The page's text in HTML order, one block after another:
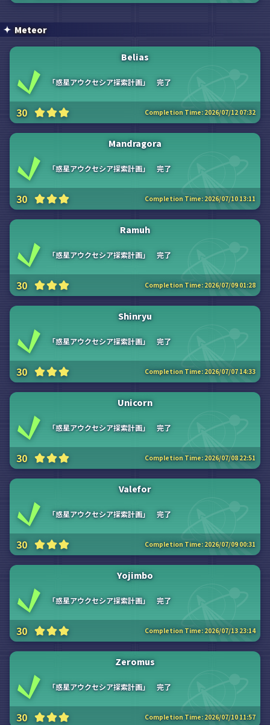
Meteor
Belias
「惑星アウクセシア探索計画」 完了
30 Completion Time: 2026/07/12 07:32
Mandragora
「惑星アウクセシア探索計画」 完了
30 Completion Time: 2026/07/10 13:11
Ramuh
「惑星アウクセシア探索計画」 完了
30 Completion Time: 2026/07/09 01:28
Shinryu
「惑星アウクセシア探索計画」 完了
30 Completion Time: 2026/07/07 14:33
Unicorn
「惑星アウクセシア探索計画」 完了
30 Completion Time: 2026/07/08 22:51
Valefor
「惑星アウクセシア探索計画」 完了
30 Completion Time: 2026/07/09 00:31
Yojimbo
「惑星アウクセシア探索計画」 完了
30 Completion Time: 2026/07/13 23:14
Zeromus
「惑星アウクセシア探索計画」 完了
30 Completion Time: 2026/07/10 11:57